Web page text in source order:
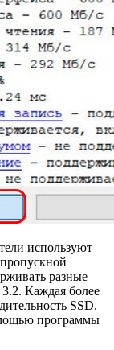
используют
разные
Каждая более
SSD.
программы